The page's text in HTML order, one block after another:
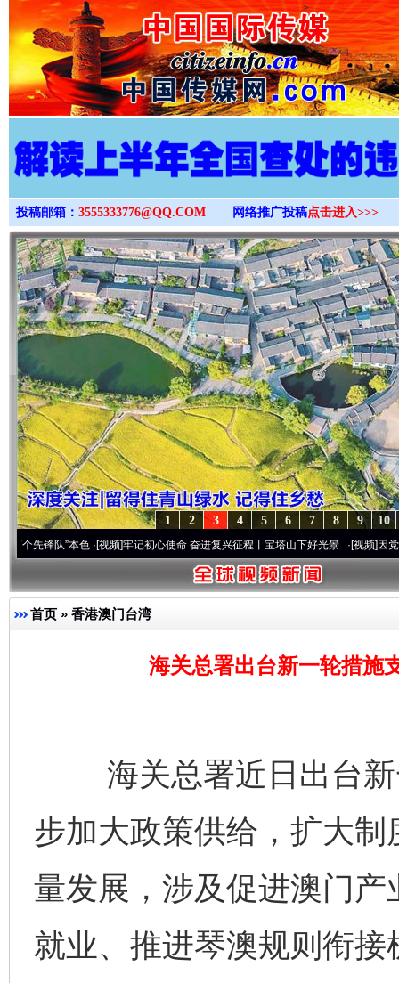
>
投稿邮箱： 3555333776@QQ.COM 网络推广投稿点击进入>>>
10
9
8
7
6
5
4
3
2
1
”本色·[视频]牢记初心使命 奋进复兴征程丨宝塔山下好光景..·[视频]因党而生 为党
首页 » 香港澳门台湾
海关总署出台新一轮措施
海关总署近日出台新
步加大政策供给，扩大
量发展，涉及促进澳门
就业、推进琴澳规则衔